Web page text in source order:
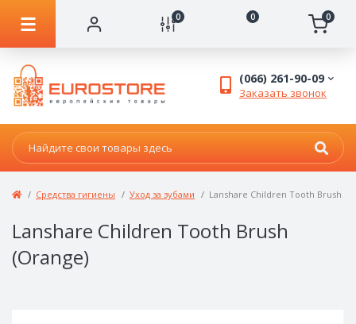
0 0 0
(066) 261-90-09
Заказать звонок
Средства гигиены Уход за зубами Lanshare Children Tooth Brush
Lanshare Children Tooth Brush
(Orange)